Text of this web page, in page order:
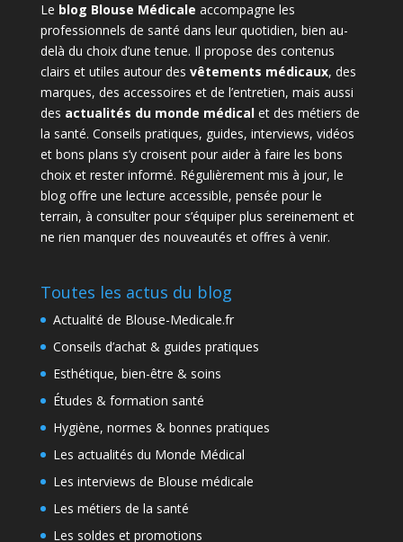
Le blog Blouse Médicale accompagne les
professionnels de santé dans leur quotidien, bien au-
delà du choix d’une tenue. Il propose des contenus
clairs et utiles autour des vêtements médicaux, des
marques, des accessoires et de l’entretien, mais aussi
des actualités du monde médicalet des métiers de
la santé. Conseils pratiques, guides, interviews, vidéos
et bons plans s’y croisent pour aider à faire les bons
choix et rester informé. Régulièrement mis à jour, le
blog offre une lecture accessible, pensée pour le
terrain, à consulter pour s’équiper plus sereinement et
ne rien manquer des nouveautés et offres à venir.
Toutes les actus du blog
Actualité de Blouse-Medicale.fr
Conseils d’achat & guides pratiques
Esthétique, bien-être & soins
Études & formation santé
Hygiène, normes & bonnes pratiques
Les actualités du Monde Médical
Les interviews de Blouse médicale
Les métiers de la santé
Les soldes et promotions